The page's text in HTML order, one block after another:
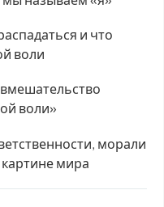
и что
воли
воли»
морали
мира